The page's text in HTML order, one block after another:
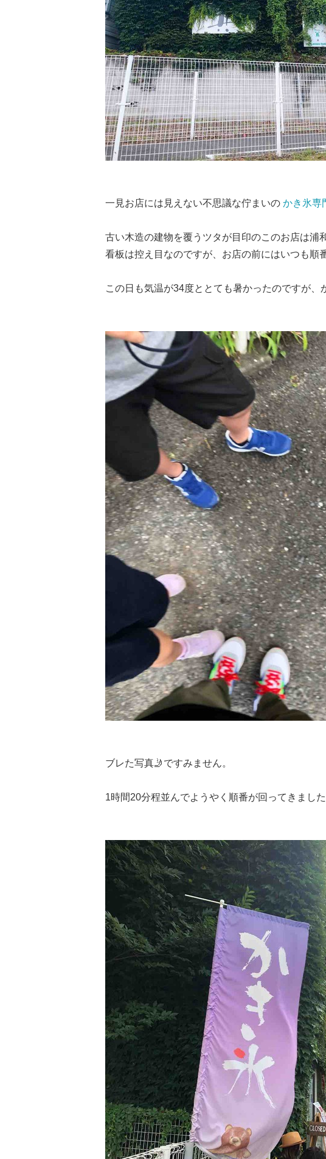
一見お店には見えない不思議な佇まいの かき氷専
古い木造の建物を覆うツタが目印のこのお店は浦
看板は控え目なのですが、お店の前にはいつも順
この日も気温が34度ととても暑かったのですが、
ブレた写真🤳ですみません。
1時間20分程並んでようやく順番が回ってきました